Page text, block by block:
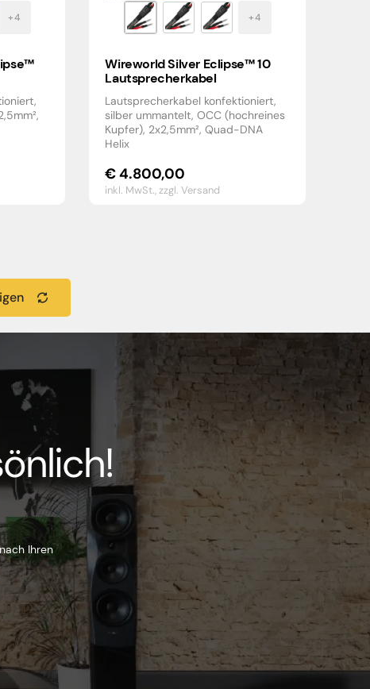
Wireworld Silver Eclipse™ 10
Lautsprecherkabel
Lautsprecherkabel konfektioniert,
silber ummantelt, OCC (hochreines
Kupfer), 2x2,5mm², Quad-DNA
Helix
€4.800,00
inkl. MwSt.,zzgl. Versand
Ihren